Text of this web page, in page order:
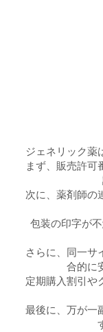
ジェネリック薬
まず、販売許可
次に、薬剤師の
包装の印字が
さらに、同一サ
合的に
定期購入割引や
最後に、万が一